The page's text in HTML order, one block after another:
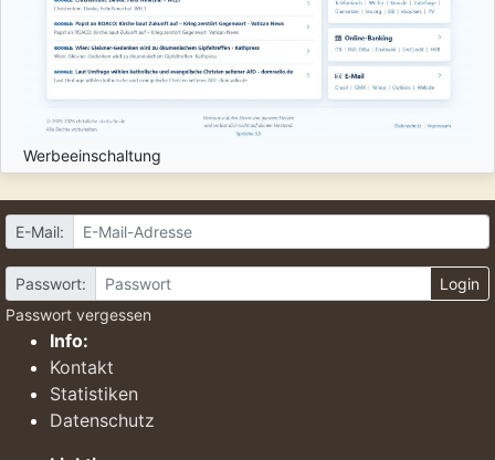
Werbeeinschaltung
E-Mail:
Passwort:
Login
Passwort vergessen
Info:
Kontakt
Statistiken
Datenschutz